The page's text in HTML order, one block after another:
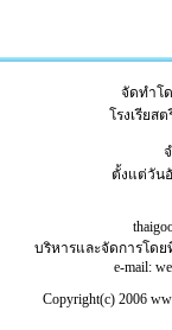
จัดทำโ
โรงเรียส
ตั้งแต่วัน
บริหารและจัดการโด
e-mail:
Copyright(c) 2006